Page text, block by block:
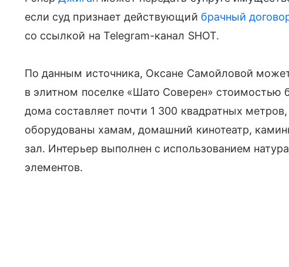
если суд признает действующий брачный
со ссылкой на Telegram-канал SHOT.
По данным источника, Оксане Самойловой
в элитном поселке «Шато Соверен»
дома составляет почти 1 300 квадратных
оборудованы хамам, домашний кинотеатр,
зал. Интерьер выполнен с использованием
элементов.